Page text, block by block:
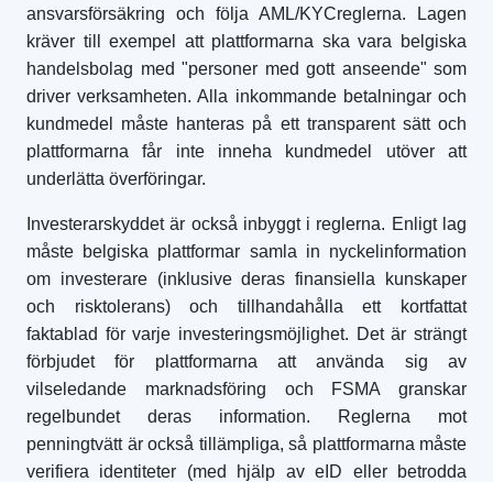
ansvarsförsäkring och följa AML/KYCreglerna. Lagen
kräver till exempel att plattformarna ska vara belgiska
handelsbolag med "personer med gott anseende" som
driver verksamheten. Alla inkommande betalningar och
kundmedel måste hanteras på ett transparent sätt och
plattformarna får inte inneha kundmedel utöver att
underlätta överföringar.
Investerarskyddet är också inbyggt i reglerna. Enligt lag
måste belgiska plattformar samla in nyckelinformation
om investerare (inklusive deras finansiella kunskaper
och risktolerans) och tillhandahålla ett kortfattat
faktablad för varje investeringsmöjlighet. Det är strängt
förbjudet för plattformarna att använda sig av
vilseledande marknadsföring och FSMA granskar
regelbundet deras information. Reglerna mot
penningtvätt är också tillämpliga, så plattformarna måste
verifiera identiteter (med hjälp av eID eller betrodda